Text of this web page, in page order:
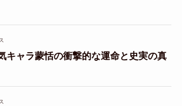
キャラ蒙恬の衝撃的な運命と史実の真